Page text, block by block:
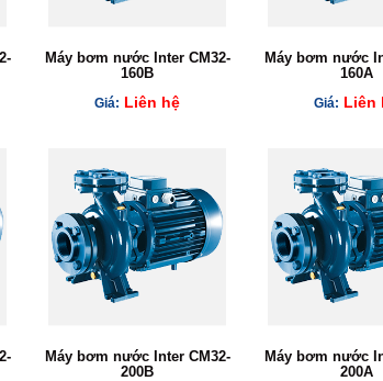
Máy bơm nước Inter CM32-
160B
Giá: Liên hệ
Máy bơm nước
160A
Giá: Liên
Máy bơm nước Inter CM32-
200B
Máy bơm nước
200A